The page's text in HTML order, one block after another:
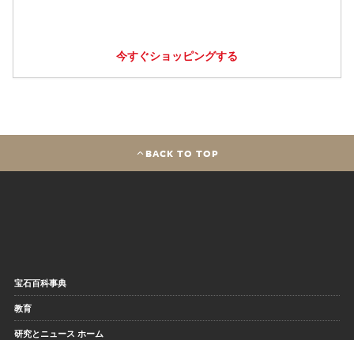
今すぐショッピングする
BACK TO TOP
宝石百科事典
教育
研究とニュース ホーム